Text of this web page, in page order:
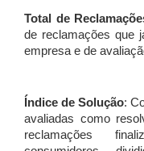
Total de
de reclamações que
empresa e de
Índice de Solução:
avaliadas como
reclamações